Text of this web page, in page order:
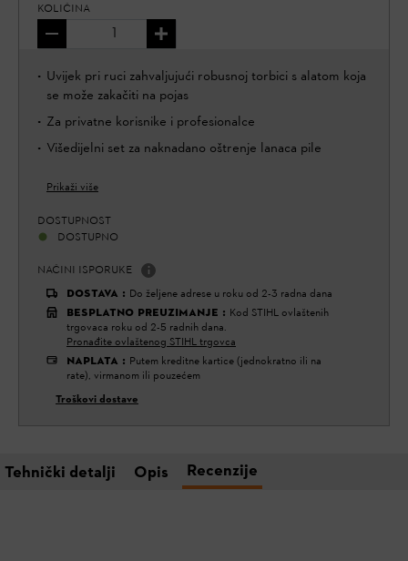
KOLIČINA
Uvijek pri ruci zahvaljujući robusnoj torbici s alatom koja
se može zakačiti na pojas
Za privatne korisnike i profesionalce
Višedijelni set za naknadano oštrenje lanaca pile
Prikaži više
DOSTUPNOST
DOSTUPNO
NAČINI ISPORUKE
DOSTAVA : Do željene adrese u roku od 2-3 radna dana
BESPLATNO PREUZIMANJE : Kod STIHL ovlaštenih
trgovaca roku od 2-5 radnih dana.
Pronađite ovlaštenog STIHL trgovca
NAPLATA : Putem kreditne kartice (jednokratno ili na
rate), virmanom ili pouzećem
Troškovi dostave
Tehnički detalji Opis Recenzije